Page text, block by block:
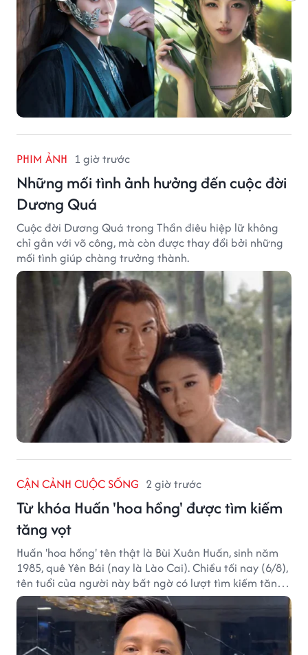
PHIM ẢNH 1 giờ trước
Những mối tình ảnh hưởng đến cuộc đời
Dương Quá
Cuộc đời Dương Quá trong Thần điêu hiệp lữ không
chỉ gắn với võ công, mà còn được thay đổi bởi những
mối tình giúp chàng trưởng thành.
CẬN CẢNH CUỘC SỐNG 2 giờ trước
Từ khóa Huấn 'hoa hồng' được tìm kiếm
tăng vọt
Huấn 'hoa hồng' tên thật là Bùi Xuân Huấn, sinh năm
1985, quê Yên Bái (nay là Lào Cai). Chiều tối nay (6/8),
tên tuổi của người này bất ngờ có lượt tìm kiếm tăng
vọt.